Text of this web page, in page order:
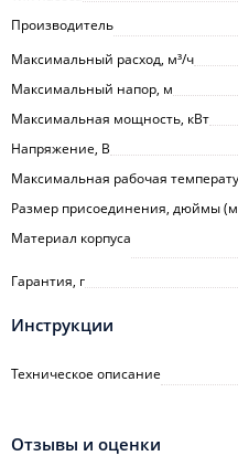
Производитель
Максимальный расход, м³/ч
Максимальный напор, м
Максимальная мощность, кВт
Напряжение, В
Максимальная рабочая
Размер присоединения, дюймы
Материал корпуса
Гарантия, г
Инструкции
Техническое описание
Отзывы и оценки